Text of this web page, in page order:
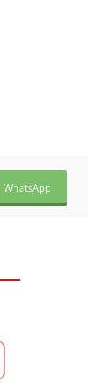
WhatsApp